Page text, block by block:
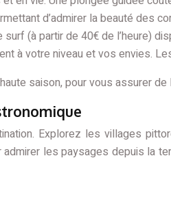
d’admirer la beauté des
(à partir de 40€ de l’heure)
à votre niveau et vos envies.
saison, pour vous assurer de
Explorez les villages
les paysages depuis la